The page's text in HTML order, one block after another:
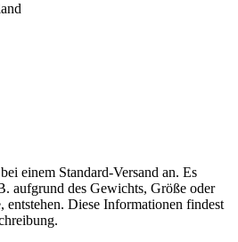
einem Standard-Versand an. Es
aufgrund des Gewichts, Größe oder
entstehen. Diese Informationen findest